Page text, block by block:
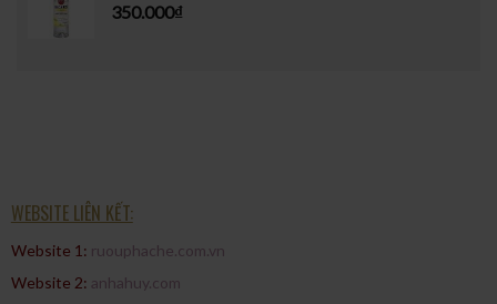
350.000₫
WEBSITE LIÊN KẾT:
Website 1: ruouphache.com.vn
Website 2: anhahuy.com